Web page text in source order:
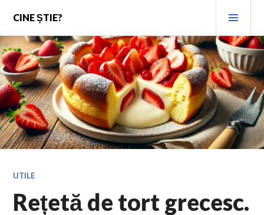
content
CINE ȘTIE?
UTILE
Rețetă de tort grecesc.